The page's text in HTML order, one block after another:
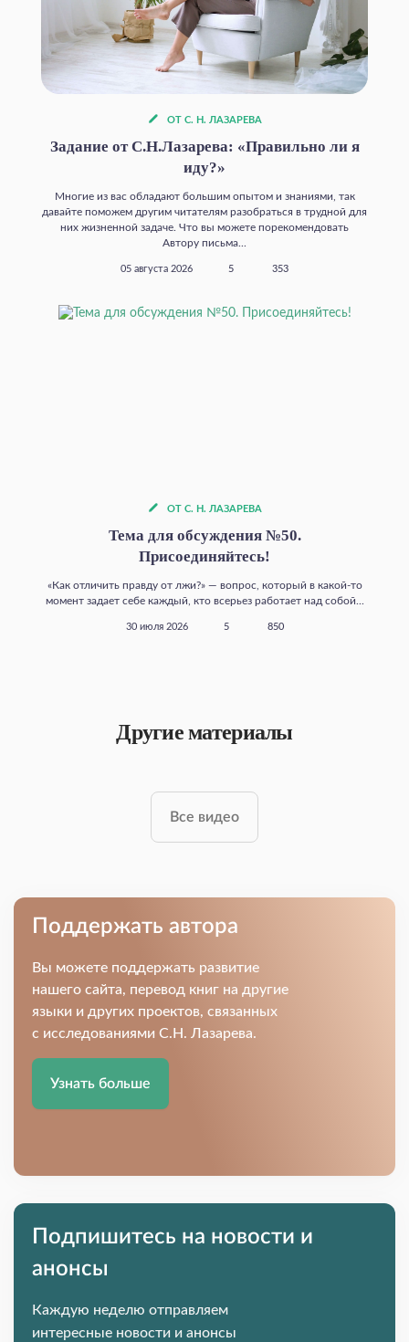
ОТ С. Н. ЛАЗАРЕВА
Задание от С.Н.Лазарева: «Правильно ли я
иду?»
Многие из вас обладают большим опытом и знаниями, так
давайте поможем другим читателям разобраться в трудной для
них жизненной задаче. Что вы можете порекомендовать
Автору письма...
05 августа 2026 5 353
ОТ С. Н. ЛАЗАРЕВА
Тема для обсуждения №50.
Присоединяйтесь!
«Как отличить правду от лжи?» — вопрос, который в какой‑то
момент задает себе каждый, кто всерьез работает над собой...
30 июля 2026 5 850
Другие материалы
Все видео
Поддержать автора
Вы можете поддержать развитие
нашего сайта, перевод книг на другие
языки и других проектов, связанных
с исследованиями С.Н. Лазарева.
Узнать больше
Подпишитесь на новости и
анонсы
Каждую неделю отправляем
интересные новости и анонсы